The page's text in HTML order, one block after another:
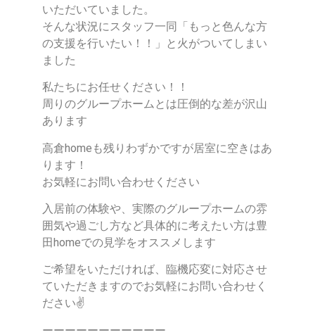
いただいていました。
そんな状況にスタッフ一同「もっと色んな方
の支援を行いたい！！」と火がついてしまい
ました
私たちにお任せください！！
周りのグループホームとは圧倒的な差が沢山
あります
高倉homeも残りわずかですが居室に空きはあ
ります！
お気軽にお問い合わせください
入居前の体験や、実際のグループホームの雰
囲気や過ごし方など具体的に考えたい方は豊
田homeでの見学をオススメします
ご希望をいただければ、臨機応変に対応させ
ていただきますのでお気軽にお問い合わせく
ださい✌
ーーーーーーーーーーー